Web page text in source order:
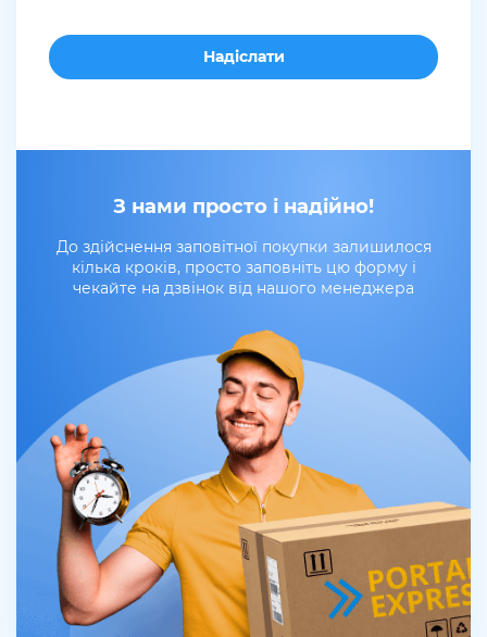
З нами просто і надійно!
До здійснення заповітної покупки залишилося
кілька кроків, просто заповніть цю форму і
чекайте на дзвінок від нашого менеджера